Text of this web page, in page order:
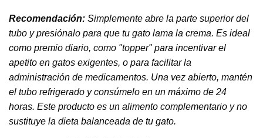
Recomendación: Simplemente abre la parte superior del
tubo y presiónalo para que tu gato lama la crema. Es ideal
como premio diario, como "topper" para incentivar el
apetito en gatos exigentes, o para facilitar la
administración de medicamentos. Una vez abierto, mantén
el tubo refrigerado y consúmelo en un máximo de 24
horas. Este producto es un alimento complementario y no
sustituye la dieta balanceada de tu gato.